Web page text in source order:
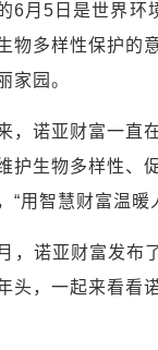
5日是世界环境
物多样性保护的
家园。
诺亚财富一直在
护生物多样性、
“用智慧财富温暖
诺亚财富发布了
头，一起来看看